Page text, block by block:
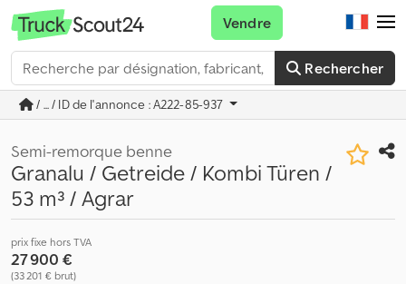
Rechercher
Vendre
/ ... / ID de l'annonce : A222-85-937
Semi-remorque benne
Granalu / Getreide / Kombi Türen /
53 m³ / Agrar
prix fixe hors TVA
27 900 €
(33 201 € brut)